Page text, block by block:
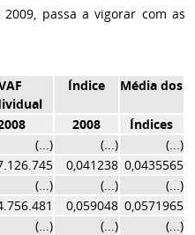
passa a vigorar com as
Índice Média dos
2008
Índices
(...) (...)
(...)
0,041238 0,0435565
(...) (...)
(...)
0,059048 0,0571965
(...) (...) (...)